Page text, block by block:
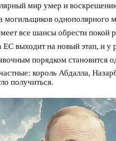
мир умер и
могильщиков однополярного
все шансы обрести покой
ЕС выходит на новый этап, и у
порядком становится
король Абдалла,
получиться.